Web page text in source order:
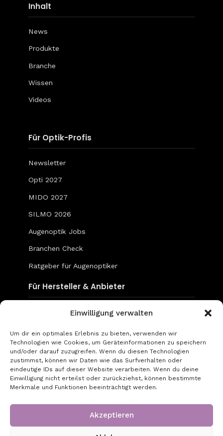
Einwilligung verwalten
Um dir ein optimales Erlebnis zu bieten, verwenden wir
Technologien wie Cookies, um Geräteinformationen zu speichern
und/oder darauf zuzugreifen. Wenn du diesen Technologien
zustimmst, können wir Daten wie das Surfverhalten oder
eindeutige IDs auf dieser Website verarbeiten. Wenn du deine
Einwilligung nicht erteilst oder zurückziehst, können bestimmte
Merkmale und Funktionen beeinträchtigt werden.
Akzeptieren
Inhalt
News
Produkte
Branche
Wissen
Videos
Für Optik-Profis
Newsletter
Opti 2027
MIDO 2027
SILMO 2026
Augenoptik Jobs
Branchen Check
Ratgeber für Augenoptiker
Für Hersteller & Anbieter
Content & Social Media
go-to-optic.de
Über uns
Kontakt
Datenschutz